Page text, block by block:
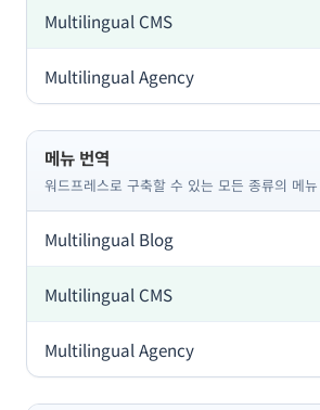
포함
포함
메뉴 번역
워드프레스로 구축할 수 있는 모든 종류의 메
미포함
포함
포함